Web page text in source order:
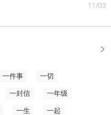
11/03

一件事 一切
一封信 一年级
一生 一起